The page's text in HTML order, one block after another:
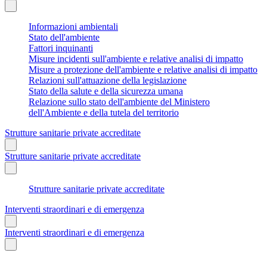
Informazioni ambientali
Stato dell'ambiente
Fattori inquinanti
Misure incidenti sull'ambiente e relative analisi di impatto
Misure a protezione dell'ambiente e relative analisi di impatto
Relazioni sull'attuazione della legislazione
Stato della salute e della sicurezza umana
Relazione sullo stato dell'ambiente del Ministero
dell'Ambiente e della tutela del territorio
Strutture sanitarie private accreditate
Strutture sanitarie private accreditate
Strutture sanitarie private accreditate
Interventi straordinari e di emergenza
Interventi straordinari e di emergenza